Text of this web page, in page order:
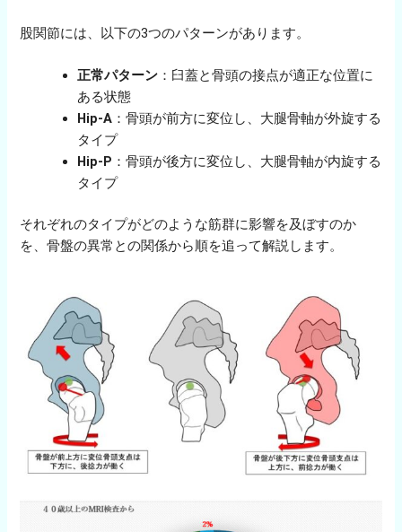
股関節には、以下の3つのパターンがあります。
正常パターン ：臼蓋と骨頭の接点が適正な位置に
ある状態
Hip-A ：骨頭が前方に変位し、大腿骨軸が外旋する
タイプ
Hip-P ：骨頭が後方に変位し、大腿骨軸が内旋する
タイプ
それぞれのタイプがどのような筋群に影響を及ぼすのか
を、骨盤の異常との関係から順を追って解説します。